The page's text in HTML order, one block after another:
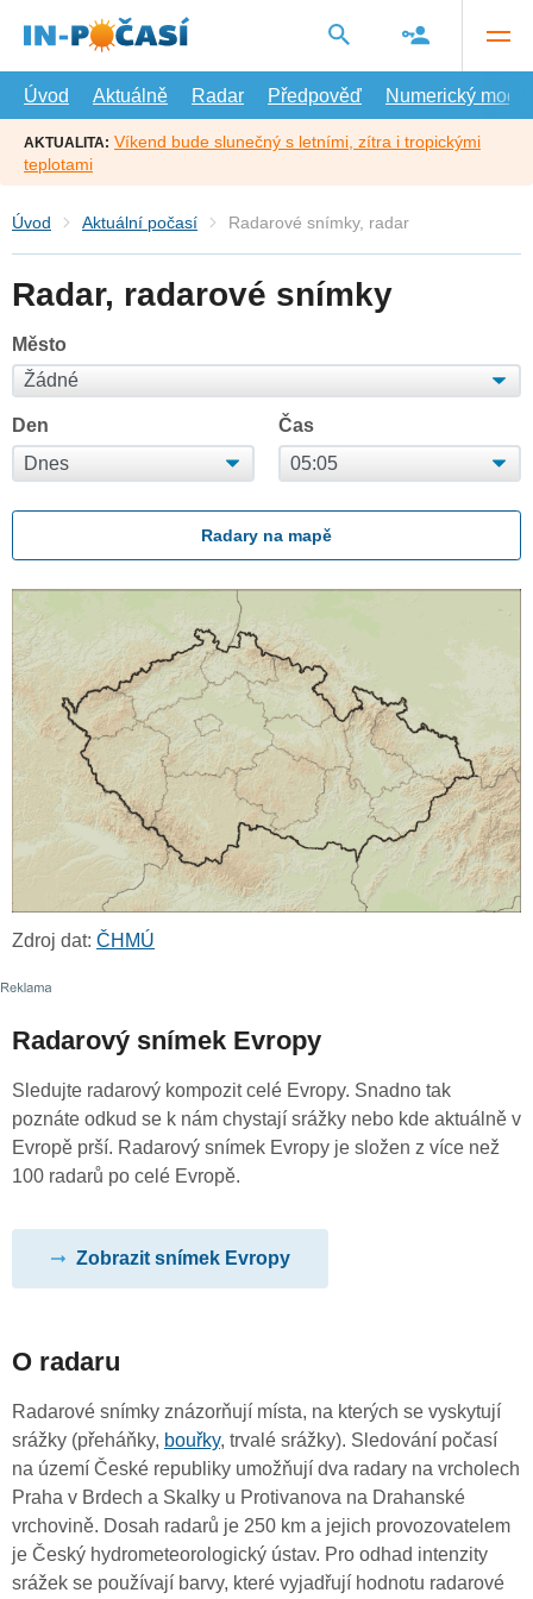
hlavní
Úvod
Aktuálně Radar Předpověď Numerický model
AKTUALITA: Víkend bude slunečný s letními, zítra i tropickými
teplotami
Úvod Aktuální počasí Radarové snímky, radar
Radar, radarové snímky
Město
Den Čas
Radary na mapě
Zdroj dat: ČHMÚ
Radarový snímek Evropy
Sledujte radarový kompozit celé Evropy. Snadno tak
poznáte odkud se k nám chystají srážky nebo kde aktuálně v
Evropě prší. Radarový snímek Evropy je složen z více než
100 radarů po celé Evropě.
Zobrazit snímek Evropy
O radaru
Radarové snímky znázorňují místa, na kterých se vyskytují
srážky (přeháňky, bouřky, trvalé srážky). Sledování počasí
na území České republiky umožňují dva radary na vrcholech
Praha v Brdech a Skalky u Protivanova na Drahanské
vrchovině. Dosah radarů je 250 km a jejich provozovatelem
je Český hydrometeorologický ústav. Pro odhad intenzity
srážek se používají barvy, které vyjadřují hodnotu radarové